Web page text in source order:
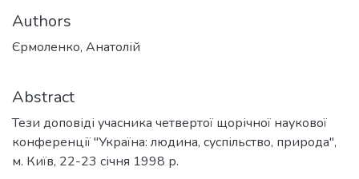
Authors
Єрмоленко, Анатолій
Abstract
Тези доповіді учасника четвертої щорічної наукової
конференції "Україна: людина, суспільство, природа",
м. Київ, 22-23 січня 1998 р.